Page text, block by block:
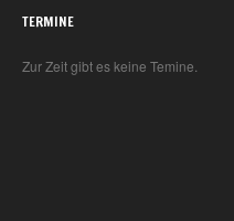
TERMINE
Zur Zeit gibt es keine Temine.